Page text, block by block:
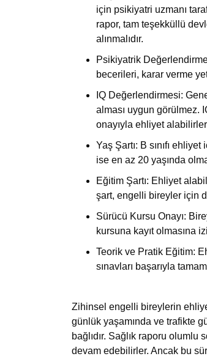
için psikiyatri uzmanı
rapor, tam teşekküllü
alınmalıdır.
Psikiyatrik
becerileri, karar verme
IQ Değerlendirmesi:
alması uygun görülmez.
onayıyla ehliyet
Yaş Şartı: B sınıfı
ise en az 20 yaşında
Eğitim Şartı: Ehliyet
şart, engelli bireyler için
Sürücü Kursu Onayı:
kursuna kayıt olmasına
Teorik ve Pratik Eğitim:
sınavları başarıyla
Zihinsel engelli bireylerin
günlük yaşamında ve trafikte
bağlıdır. Sağlık raporu
devam edebilirler. Ancak bu